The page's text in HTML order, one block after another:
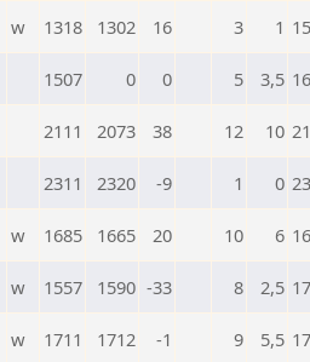
w 1318 1302 16 3 1
1507 0 0 5 3,5
2111 2073 38 12 10
2311 2320 -9 1 0
w 1685 1665 20 10 6
w 1557 1590 -33 8 2,5
w 1711 1712 -1 9 5,5